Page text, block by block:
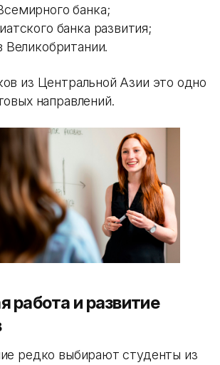
банка;
банка развития;
Великобритании.
из Центральной Азии это одно
направлений.
работа и развитие
редко выбирают студенты из